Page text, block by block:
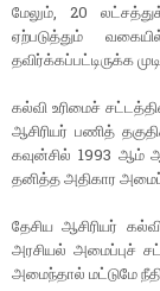
மேலும், 20
ஏற்படுத்தும்
தவிர்க்கப்பட்டிருக்க
கல்வி உரிமைச்
ஆசிரியர் பணித்
கவுன்சில் 1993 ஆம்
தனித்த அதிகார
தேசிய ஆசிரியர்
அரசியல் அமைப்புச்
அமைந்தால் மட்டுமே